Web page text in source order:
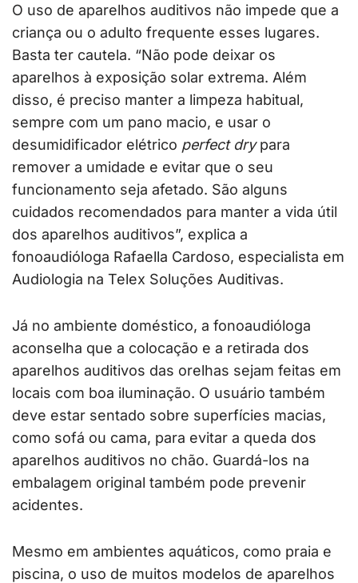
O uso de aparelhos auditivos não impede que a
criança ou o adulto frequente esses lugares.
Basta ter cautela. “Não pode deixar os
aparelhos à exposição solar extrema. Além
disso, é preciso manter a limpeza habitual,
sempre com um pano macio, e usar o
desumidificador elétrico perfect drypara
remover a umidade e evitar que o seu
funcionamento seja afetado. São alguns
cuidados recomendados para manter a vida útil
dos aparelhos auditivos”, explica a
fonoaudióloga Rafaella Cardoso, especialista em
Audiologia na Telex Soluções Auditivas.
Já no ambiente doméstico, a fonoaudióloga
aconselha que a colocação e a retirada dos
aparelhos auditivos das orelhas sejam feitas em
locais com boa iluminação. O usuário também
deve estar sentado sobre superfícies macias,
como sofá ou cama, para evitar a queda dos
aparelhos auditivos no chão. Guardá-los na
embalagem original também pode prevenir
acidentes.
Mesmo em ambientes aquáticos, como praia e
piscina, o uso de muitos modelos de aparelhos